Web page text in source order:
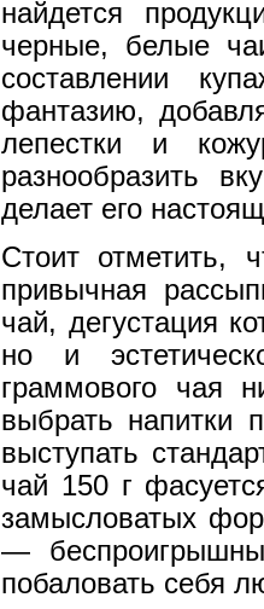
найдется
черные, белые
составлении
фантазию,
лепестки и
разнообразить
делает его
Стоит отметить,
привычная
чай, дегустация
но и
граммового чая
выбрать напитки
выступать
чай 150 г
замысловатых
—
побаловать себя